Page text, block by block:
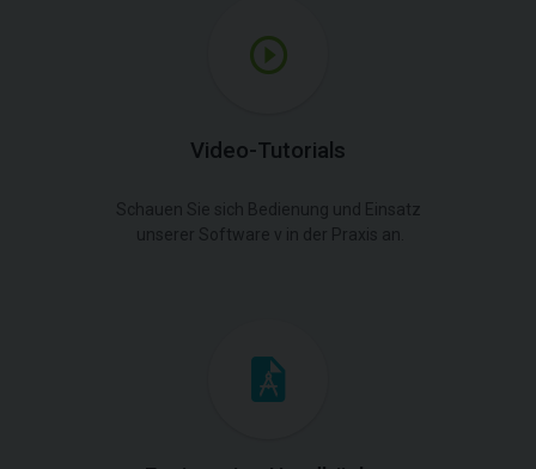
Video-Tutorials
Schauen Sie sich Bedienung und Einsatz
unserer Software v in der Praxis an.